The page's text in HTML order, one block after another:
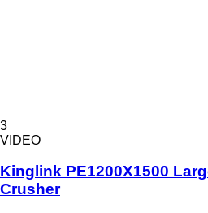
3
VIDEO
Kinglink PE1200X1500
Crusher